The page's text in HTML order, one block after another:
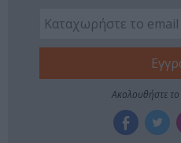
Ακολουθήστε